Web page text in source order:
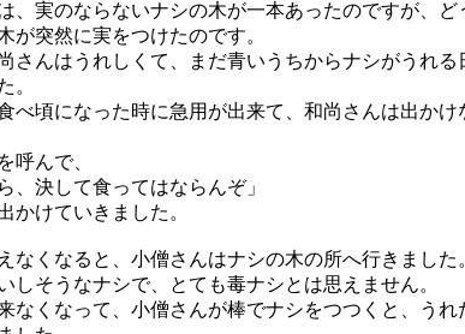
、実のならないナシの木が一本あったのですが、ど
が突然に実をつけたのです。
さんはうれしくて、まだ青いうちからナシがうれる
。
べ頃になった時に急用が出来て、和尚さんは出かけ
呼んで、
、決して食ってはならんぞ」
かけていきました。
なくなると、小僧さんはナシの木の所へ行きました
そうなナシで、とても毒ナシとは思えません。
なくなって、小僧さんが棒でナシをつつくと、うれ